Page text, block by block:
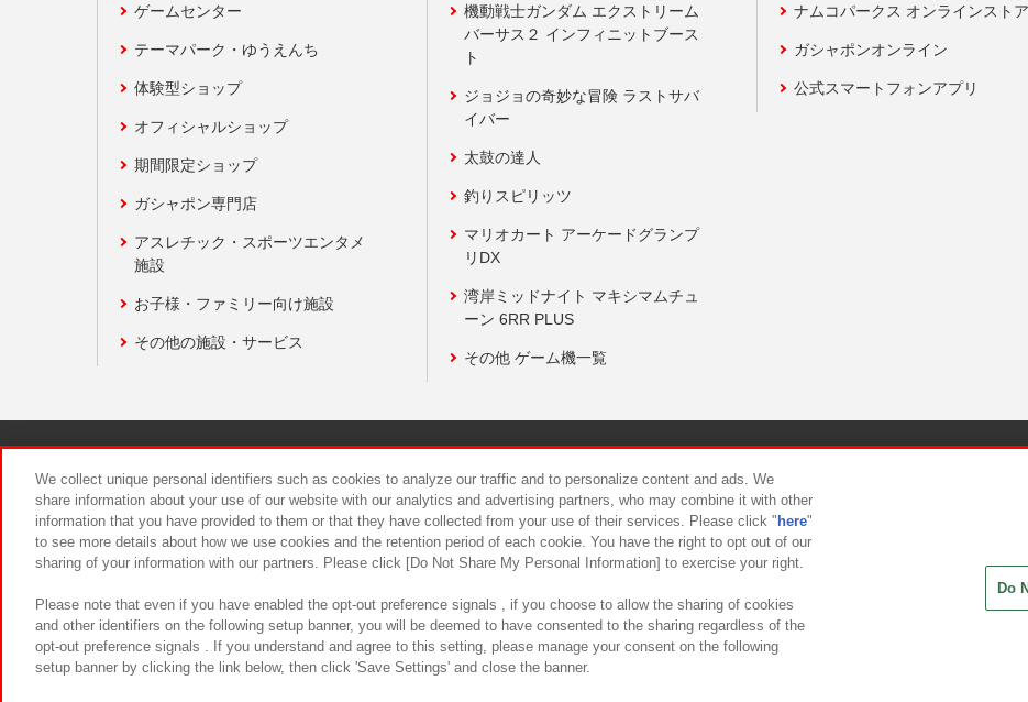
ゲームセンター
テーマパーク・ゆうえんち
体験型ショップ
オフィシャルショップ
期間限定ショップ
ガシャポン専門店
アスレチック・スポーツエンタメ
施設
お子様・ファミリー向け施設
その他の施設・サービス
機動戦士ガンダム エクストリーム
バーサス２ インフィニットブース
ト
ジョジョの奇妙な冒険 ラストサバ
イバー
太鼓の達人
釣りスピリッツ
マリオカート アーケードグランプ
リDX
湾岸ミッドナイト マキシマムチュ
ーン 6RR PLUS
その他 ゲーム機一覧
ナムコパークス オンラインストア
ガシャポンオンライン
公式スマートフォンアプリ
食品のご提供について カスタマーハラスメント対応方針
We collect unique personal identifiers such as cookies to analyze our traffic and to personalize content and ads. We
share information about your use of our website with our analytics and advertising partners, who may combine it with other
information that you have provided to them or that they have collected from your use of their services. Please click " here"
to see more details about how we use cookies and the retention period of each cookie. You have the right to opt out of our
sharing of your information with our partners. Please click [Do Not Share My Personal Information] to exercise your right.
Please note that even if you have enabled the opt-out preference signals , if you choose to allow the sharing of cookies
and other identifiers on the following setup banner, you will be deemed to have consented to the sharing regardless of the
opt-out preference signals . If you understand and agree to this setting, please manage your consent on the following
setup banner by clicking the link below, then click 'Save Settings' and close the banner.
Do